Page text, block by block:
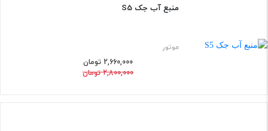
منبع آب جک S5
موتور
2,660,000 تومان
2,800,000 تومان